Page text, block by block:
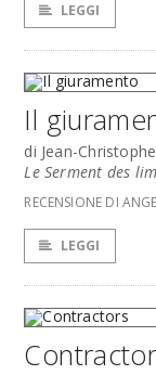
LEGGI
Il
di Jean-
Le Serment des
RECENSIONE DI
LEGGI